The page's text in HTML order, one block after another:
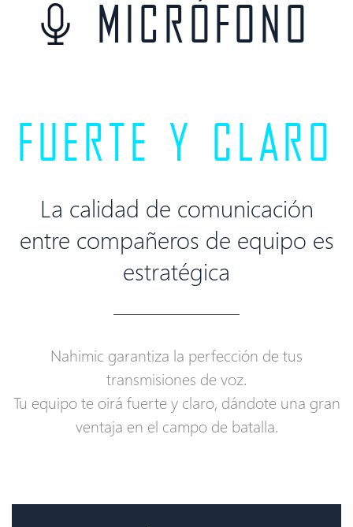
Micrófono
FUERTE Y CLARO
La calidad de comunicación
entre compañeros de equipo es
estratégica
Nahimic garantiza la perfección de tus
transmisiones de voz.
Tu equipo te oirá fuerte y claro, dándote una gran
ventaja en el campo de batalla.